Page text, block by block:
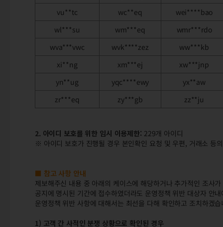
vu**tc
wc**eq
wei****bao
wl***su
wm***eq
wmr***rdo
wva***vwc
wvk****zez
ww***kb
xi**ng
xm***ej
xw***jnp
yn**ug
yqc****ewy
yx**aw
zr***eq
zy***gb zz**ju
2. 아이디 보호를 위한 임시 이용제한: 229개 아이디
※ 아이디 보호가 진행될 경우 본인확인 요청 및 우편, 거래소 등
■ 참고 사항 안내
제보해주신 내용 중 아래의 케이스에 해당하거나 추가적인 조사
공지에 명시된 기간에 접수하였더라도 운영정책 위반 대상자 안
운영정책 위반 사항에 대해서는 최선을 다해 확인하고 조치하겠
1) 고객 간 사적인 분쟁 상황으로 확인된 경우